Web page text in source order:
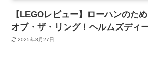
【LEGOレビュー】ローハンのた
オブ・ザ・リング！ヘルムズディ
2025年8月27日